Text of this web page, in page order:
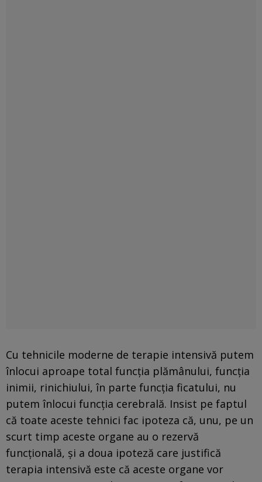
Cu tehnicile moderne de terapie intensivă putem
înlocui aproape total funcţia plămânului, funcţia
inimii, rinichiului, în parte funcţia ficatului, nu
putem înlocui funcţia cerebrală. Insist pe faptul
că toate aceste tehnici fac ipoteza că, unu, pe un
scurt timp aceste organe au o rezervă
funcţională, şi a doua ipoteză care justifică
terapia intensivă este că aceste organe vor